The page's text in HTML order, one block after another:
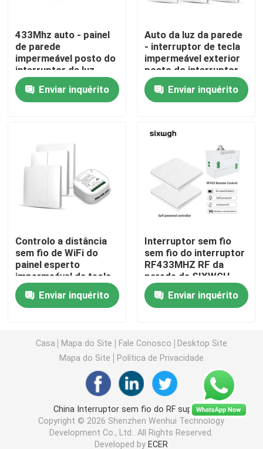
Contacte-nos
Peça umas citações
Interruptor esperto de Homekit
Interruptores Wi-Fi Inteligentes
Interruptor Inteligente Zigbee
Interruptor de controle remoto sem fio
Interruptor do toque de Zigbee
Soquete esperto de Wifi
Soquete esperto de Homekit
Auto - interruptor sem fio posto
Sensor de Alarme Inteligente
433Mhz auto - painel
de parede
impermeável posto do
interruptor da luz
remoto sem fio do
interruptorEnviar inquérito
Auto da luz da parede
- interruptor de tecla
impermeável exterior
posto do interruptor
sem fio
Enviar inquérito
Controlo a distância
sem fio de WiFi do
painel esperto
impermeável da tecla
do interruptor de Tuya
Enviar inquérito
Interruptor sem fio
sem fio do interruptor
RF433MHZ RF da
parede de SIXWGH
Enviar inquérito
Casa Mapa do Site Fale Conosco
Desktop Site
Mapa do Site
Política de Privacidade
China Interruptor sem fio do RF supplier.
Copyright © 2026 Shenzhen Wenhui Technology
Development Co., Ltd.. All Rights Reserved.
Developed by ECER